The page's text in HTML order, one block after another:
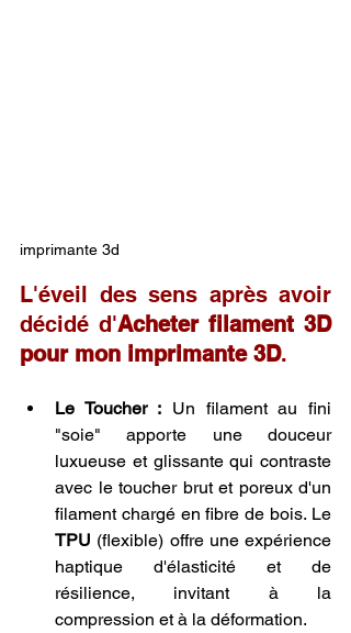
imprimante 3d
L'éveil des sens après avoir
décidé d'Acheter filament 3D
pour mon imprimante 3D.
Le Toucher : Un filament au fini
"soie" apporte une douceur
luxueuse et glissante qui contraste
avec le toucher brut et poreux d'un
TPU (flexible) offre une expérience
haptique d'élasticité et de
résilience, invitant à la
compression et à la déformation.